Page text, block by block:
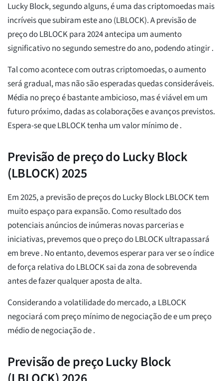
Lucky Block, segundo alguns, é uma das criptomoedas mais
incríveis que subiram este ano (LBLOCK). A previsão de
preço do LBLOCK para 2024 antecipa um aumento
significativo no segundo semestre do ano, podendo atingir.
Tal como acontece com outras criptomoedas, o aumento
será gradual, mas não são esperadas quedas consideráveis.
Média no preço é bastante ambicioso, mas é viável em um
futuro próximo, dadas as colaborações e avanços previstos.
Espera-se que LBLOCK tenha um valor mínimo de.
Previsão de preço do Lucky Block
(LBLOCK) 2025
Em 2025, a previsão de preços do Lucky Block LBLOCK tem
muito espaço para expansão. Como resultado dos
potenciais anúncios de inúmeras novas parcerias e
iniciativas, prevemos que o preço do LBLOCK ultrapassará
em breve. No entanto, devemos esperar para ver se o índice
de força relativa do LBLOCK sai da zona de sobrevenda
antes de fazer qualquer aposta de alta.
Considerando a volatilidade do mercado, a LBLOCK
negociará com preço mínimo de negociação dee um preço
médio de negociação de.
Previsão de preço Lucky Block